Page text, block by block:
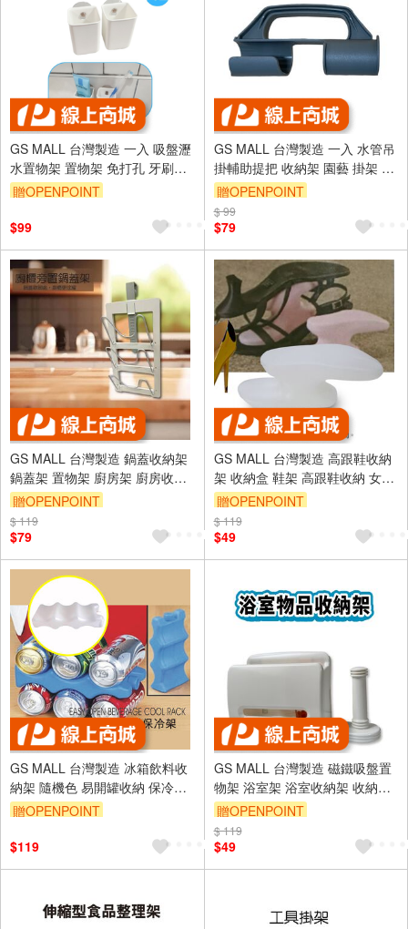
GS MALL 台灣製造 一入 吸盤瀝
水置物架 置物架 免打孔 牙刷架
牙膏架 收納架 壁掛架 瀝水架 吸
贈OPENPOINT
$99
GS MALL 台灣製造 一入 水管吊
掛輔助提把 收納架 園藝 掛架 軟
管 掛勾 水管架 輔助提把 提把 水
管座
贈OPENPOINT
$ 99
$79
GS MALL 台灣製造 鍋蓋收納架
鍋蓋架 置物架 廚房架 廚房收納
架 收納架 鍋蓋收納架 廚房收納
贈OPENPOINT
$ 119
$79
GS MALL 台灣製造 高跟鞋收納
架 收納盒 鞋架 高跟鞋收納 女用
鞋架 高跟鞋架 高跟鞋整理
贈OPENPOINT
$ 119
$49
GS MALL 台灣製造 冰箱飲料收
納架 隨機色 易開罐收納 保冷架
置物架 冰箱收納 飲料收納 冰箱
贈OPENPOINT
$119
GS MALL 台灣製造 磁鐵吸盤置
物架 浴室架 浴室收納架 收納架
衛生紙掛架 吸盤式掛架 磁鐵置
物架 磁鐵收納架
贈OPENPOINT
$ 119
$49